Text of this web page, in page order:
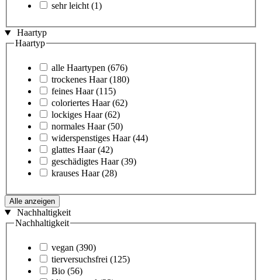
sehr leicht (1)
Haartyp
Haartyp
alle Haartypen (676)
trockenes Haar (180)
feines Haar (115)
coloriertes Haar (62)
lockiges Haar (62)
normales Haar (50)
widerspenstiges Haar (44)
glattes Haar (42)
geschädigtes Haar (39)
krauses Haar (28)
Alle anzeigen
Nachhaltigkeit
Nachhaltigkeit
vegan (390)
tierversuchsfrei (125)
Bio (56)